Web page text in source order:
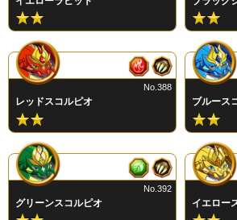
レッドスコルピオ
No.388
ブルース
グリーンスコルピオ
No.392
イエロー